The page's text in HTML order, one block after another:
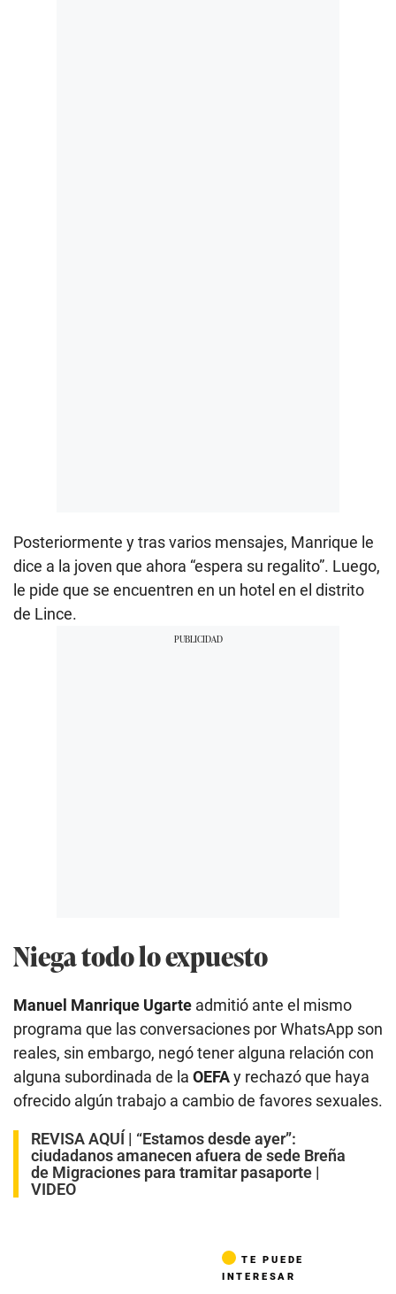
Posteriormente y tras varios mensajes, Manrique le
dice a la joven que ahora “espera su regalito”. Luego,
le pide que se encuentren en un hotel en el distrito
de Lince.
Niega todo lo expuesto
Manuel Manrique Ugarte admitió ante el mismo
programa que las conversaciones por WhatsApp son
reales, sin embargo, negó tener alguna relación con
alguna subordinada de la OEFAy rechazó que haya
ofrecido algún trabajo a cambio de favores sexuales.
REVISA AQUÍ | “Estamos desde ayer”:
ciudadanos amanecen afuera de sede Breña
de Migraciones para tramitar pasaporte |
VIDEO
TE PUEDE
INTERESAR